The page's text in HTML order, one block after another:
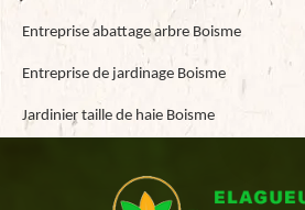
Entreprise abattage arbre Boisme
Entreprise de jardinage Boisme
Jardinier taille de haie Boisme